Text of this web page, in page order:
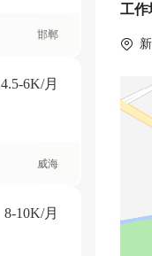
邯郸
4.5-6K/月
威海
8-10K/月
工作